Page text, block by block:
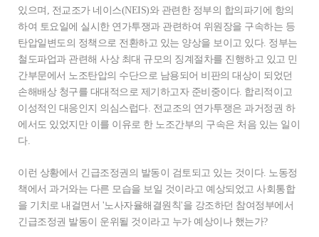
있으며, 전교조가 네이스(NEIS)와 관련한 정부의 합의파기에 항의
하여 토요일에 실시한 연가투쟁과 관련하여 위원장을 구속하는 등
탄압일변도의 정책으로 전환하고 있는 양상을 보이고 있다. 정부는
철도파업과 관련해 사상 최대 규모의 징계절차를 진행하고 있고 민
간부문에서 노조탄압의 수단으로 남용되어 비판의 대상이 되었던
손해배상 청구를 대대적으로 제기하고자 준비중이다. 합리적이고
이성적인 대응인지 의심스럽다. 전교조의 연가투쟁은 과거정권 하
에서도 있었지만 이를 이유로 한 노조간부의 구속은 처음 있는 일이
다.
이런 상황에서 긴급조정권의 발동이 검토되고 있는 것이다. 노동정
책에서 과거와는 다른 모습을 보일 것이라고 예상되었고 사회통합
을 기치로 내걸면서 '노사자율해결원칙'을 강조하던 참여정부에서
긴급조정권 발동이 운위될 것이라고 누가 예상이나 했는가?